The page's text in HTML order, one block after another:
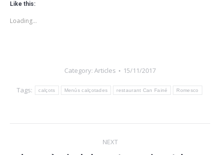
Like this:
Loading...
Category: Articles 15/11/2017
Tags: calçots Menús calçotades restaurant Can Fainé Romesco
NEXT